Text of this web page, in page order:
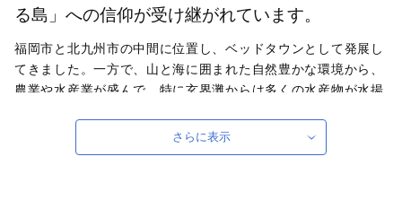
る島」への信仰が受け継がれています。
福岡市と北九州市の中間に位置し、ベッドタウンとして発展し
てきました。一方で、山と海に囲まれた自然豊かな環境から、
農業や水産業が盛んで、特に玄界灘からは多くの水産物が水揚
んで航海の安全を祈る祭祀が行われた沖ノ島を含めた『「神宿
る島」宗像・沖ノ島と関連遺産群』が7月9日ユネスコ世界遺産
さらに表示